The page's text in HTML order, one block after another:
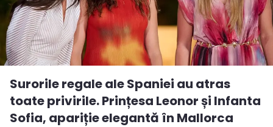
Surorile regale ale Spaniei au atras
toate privirile. Prințesa Leonor și Infanta
Sofia, apariție elegantă în Mallorca